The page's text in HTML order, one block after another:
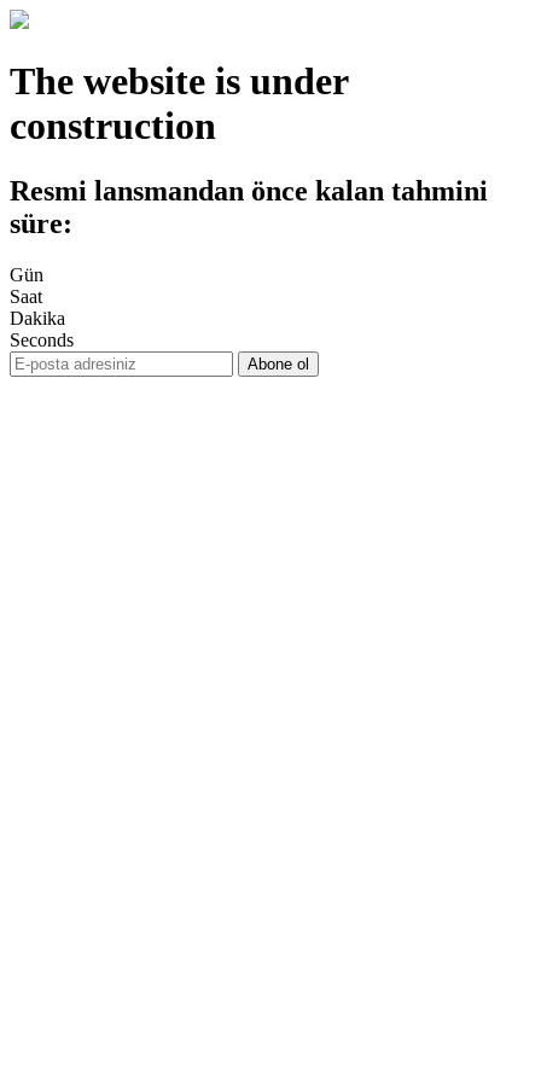
The website is under
construction
Resmi lansmandan önce kalan tahmini
süre:
Gün
Saat
Dakika
Seconds